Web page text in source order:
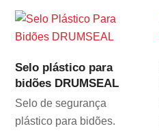
Selo plástico para
bidões DRUMSEAL
Selo de segurança
plástico para bidões.